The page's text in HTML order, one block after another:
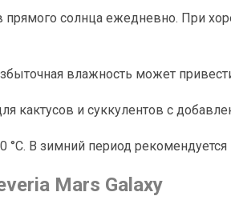
прямого солнца ежедневно. При
влажность может
кактусов и суккулентов с
°C. В зимний период
Mars Galaxy